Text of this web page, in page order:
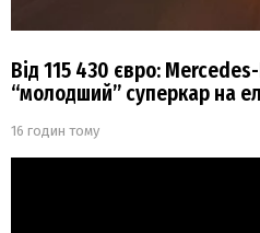
Від 115 430 євро:
“молодший” суперкар на
16 годин тому